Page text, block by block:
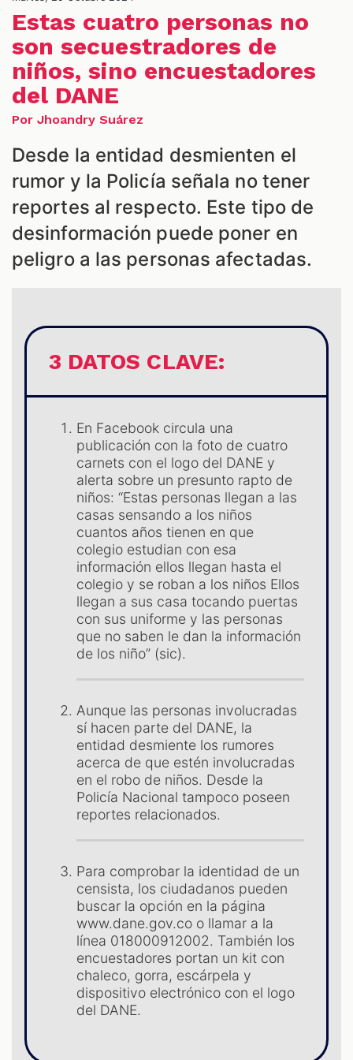
Estas cuatro personas no
son secuestradores de
niños, sino encuestadores
del DANE
Por Jhoandry Suárez
Desde la entidad desmienten el
rumor y la Policía señala no tener
reportes al respecto. Este tipo de
desinformación puede poner en
peligro a las personas afectadas.
3 DATOS CLAVE:
En Facebook circula una
publicación con la foto de cuatro
carnets con el logo del DANE y
alerta sobre un presunto rapto de
niños: “Estas personas llegan a las
casas sensando a los niños
cuantos años tienen en que
colegio estudian con esa
información ellos llegan hasta el
colegio y se roban a los niños Ellos
llegan a sus casa tocando puertas
con sus uniforme y las personas
que no saben le dan la información
de los niño” (sic).
Aunque las personas involucradas
sí hacen parte del DANE, la
entidad desmiente los rumores
acerca de que estén involucradas
en el robo de niños. Desde la
Policía Nacional tampoco poseen
reportes relacionados.
Para comprobar la identidad de un
censista, los ciudadanos pueden
buscar la opción en la página
www.dane.gov.co o llamar a la
línea 018000912002. También los
encuestadores portan un kit con
chaleco, gorra, escárpela y
dispositivo electrónico con el logo
del DANE.